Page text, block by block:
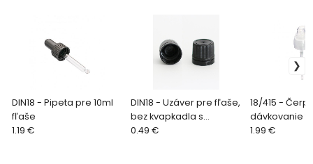
DIN18 - Pipeta pre 10ml
fľaše
1.19 €
DIN18 - Uzáver pre fľaše,
bez kvapkadla s
tesnením
0.49 €
18/415 -
dávkovanie
krémov
1.99 €